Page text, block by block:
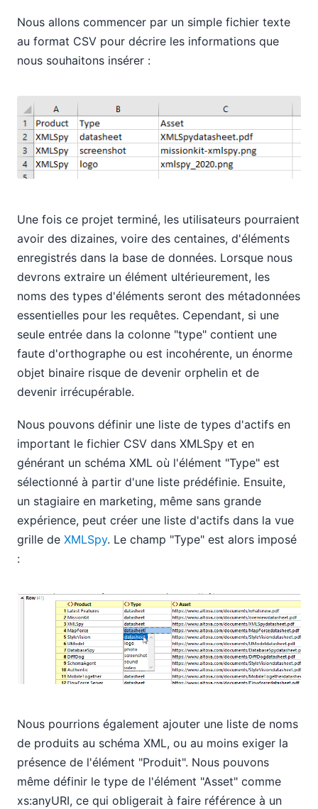
Nous allons commencer par un simple fichier texte
au format CSV pour décrire les informations que
nous souhaitons insérer :
Une fois ce projet terminé, les utilisateurs pourraient
avoir des dizaines, voire des centaines, d'éléments
enregistrés dans la base de données. Lorsque nous
devrons extraire un élément ultérieurement, les
noms des types d'éléments seront des métadonnées
essentielles pour les requêtes. Cependant, si une
seule entrée dans la colonne "type" contient une
faute d'orthographe ou est incohérente, un énorme
objet binaire risque de devenir orphelin et de
devenir irrécupérable.
Nous pouvons définir une liste de types d'actifs en
important le fichier CSV dans XMLSpy et en
générant un schéma XML où l'élément "Type" est
sélectionné à partir d'une liste prédéfinie. Ensuite,
un stagiaire en marketing, même sans grande
expérience, peut créer une liste d'actifs dans la vue
grille de XMLSpy. Le champ "Type" est alors imposé
:
Nous pourrions également ajouter une liste de noms
de produits au schéma XML, ou au moins exiger la
présence de l'élément "Produit". Nous pouvons
même définir le type de l'élément "Asset" comme
xs:anyURI, ce qui obligerait à faire référence à un